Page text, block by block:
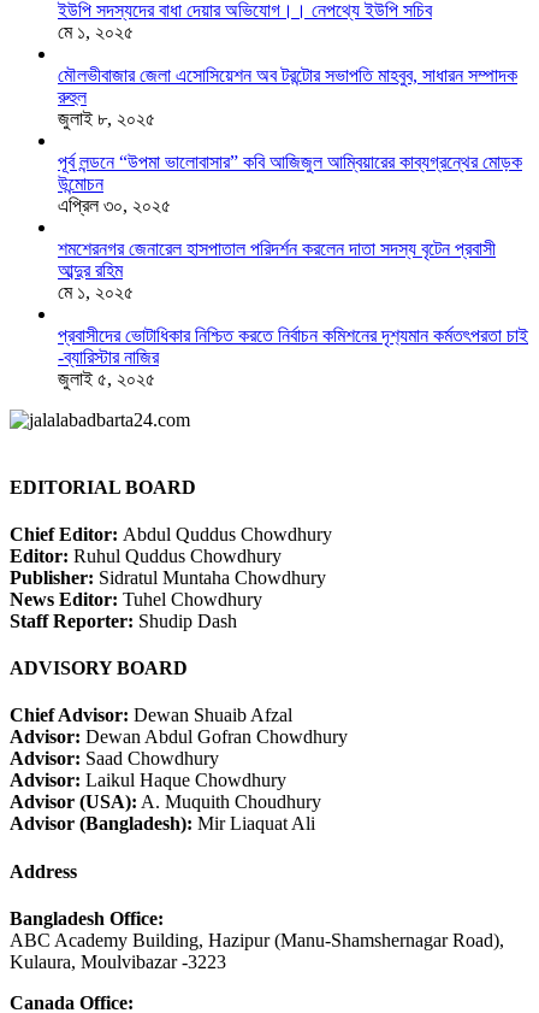
ইউপি সদস্যদের বাধা দেয়ার অভিযোগ।। নেপথ্যে ইউপি সচিব
মে ১, ২০২৫
মৌলভীবাজার জেলা এসোসিয়েশন অব টরন্টোর সভাপতি মাহবুব, সাধারন সম্পাদক
রুহুল
জুলাই ৮, ২০২৫
পূর্ব লন্ডনে “উপমা ভালোবাসার” কবি আজিজুল আম্বিয়ারের কাব্যগ্রন্থের মোড়ক
উন্মোচন
এপ্রিল ৩০, ২০২৫
শমশেরনগর জেনারেল হাসপাতাল পরিদর্শন করলেন দাতা সদস্য বৃটেন প্রবাসী
আব্দুর রহিম
মে ১, ২০২৫
প্রবাসীদের ভোটাধিকার নিশ্চিত করতে নির্বাচন কমিশনের দৃশ‍্যমান কর্মতৎপরতা চাই
-ব্যারিস্টার নাজির
জুলাই ৫, ২০২৫
EDITORIAL BOARD
Chief Editor: Abdul Quddus Chowdhury
Editor: Ruhul Quddus Chowdhury
Publisher: Sidratul Muntaha Chowdhury
News Editor: Tuhel Chowdhury
Staff Reporter: Shudip Dash
ADVISORY BOARD
Chief Advisor: Dewan Shuaib Afzal
Advisor: Dewan Abdul Gofran Chowdhury
Advisor: Saad Chowdhury
Advisor: Laikul Haque Chowdhury
Advisor (USA): A. Muquith Choudhury
Advisor (Bangladesh): Mir Liaquat Ali
Address
Bangladesh Office:
ABC Academy Building, Hazipur (Manu-Shamshernagar Road),
Kulaura, Moulvibazar -3223
Canada Office: